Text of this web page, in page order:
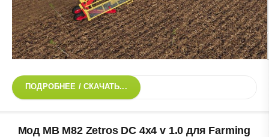
ПОДРОБНЕЕ / СКАЧАТЬ...
Мод MB M82 Zetros DC 4x4 v 1.0 для Farming